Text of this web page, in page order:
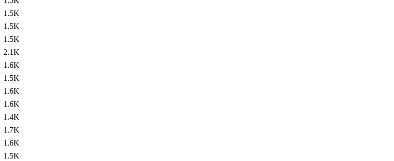
1.5K
1.5K
1.5K
2.1K
1.6K
1.5K
1.6K
1.6K
1.4K
1.7K
1.6K
1.5K